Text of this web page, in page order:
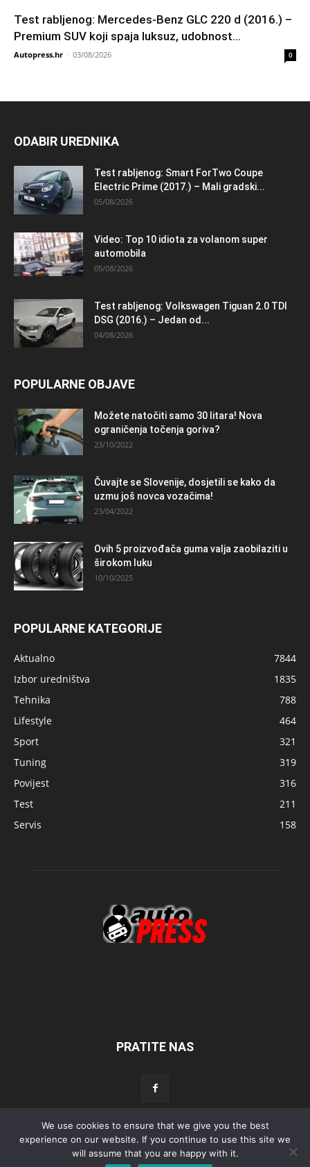
Test rabljenog: Mercedes-Benz GLC 220 d (2016.) –
Premium SUV koji spaja luksuz, udobnost...
Autopress.hr - 03/08/2026 0
ODABIR UREDNIKA
Test rabljenog: Smart ForTwo Coupe
Electric Prime (2017.) – Mali gradski...
05/08/2026
Video: Top 10 idiota za volanom super
automobila
05/08/2026
Test rabljenog: Volkswagen Tiguan 2.0 TDI
DSG (2016.) – Jedan od...
04/08/2026
POPULARNE OBJAVE
Možete natočiti samo 30 litara! Nova
ograničenja točenja goriva?
23/10/2022
Čuvajte se Slovenije, dosjetili se kako da
uzmu još novca vozačima!
23/04/2022
Ovih 5 proizvođača guma valja zaobilaziti u
širokom luku
10/10/2025
POPULARNE KATEGORIJE
Aktualno
7844
Izbor uredništva
1835
Tehnika
788
Lifestyle
464
Sport
321
Tuning
319
Povijest
316
Test
211
Servis
158
PRATITE NAS
Početna Aktualno Test Tehnika Servis Tuning
Sport
Lifestyle
Povijest
We use cookies to ensure that we give you the best
experience on our website. If you continue to use this site we
will assume that you are happy with it.